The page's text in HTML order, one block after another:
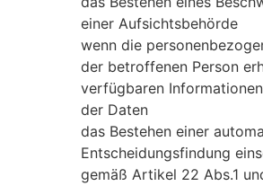
einer Aufsichtsbehörde
wenn die
der betroffenen Person
verfügbaren
der Daten
das Bestehen einer
Entscheidungsfindung
gemäß Artikel 22 Abs.1